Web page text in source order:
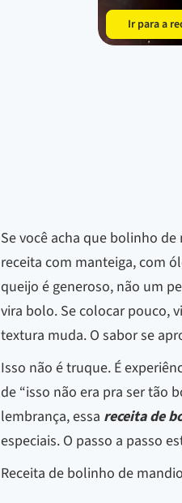
Ir para a
Se você acha que bolinho
receita com manteiga, com
queijo é generoso, não um
vira bolo. Se colocar pouco,
textura muda. O sabor se
Isso não é truque. É
de “isso não era pra ser tão
lembrança, essa receita de
especiais. O passo a passo
Receita de bolinho de